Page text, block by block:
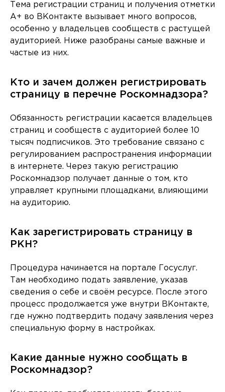
Тема регистрации страниц и получения отметки
A+ во ВКонтакте вызывает много вопросов,
особенно у владельцев сообществ с растущей
аудиторией. Ниже разобраны самые важные и
частые из них.
Кто и зачем должен регистрировать
страницу в перечне Роскомнадзора?
Обязанность регистрации касается владельцев
страниц и сообществ с аудиторией более 10
тысяч подписчиков. Это требование связано с
регулированием распространения информации
в интернете. Через такую регистрацию
Роскомнадзор получает данные о том, кто
управляет крупными площадками, влияющими
на аудиторию.
Как зарегистрировать страницу в
РКН?
Процедура начинается на портале Госуслуг.
Там необходимо подать заявление, указав
сведения о себе и своём ресурсе. После этого
процесс продолжается уже внутри ВКонтакте,
где нужно подтвердить подачу заявления через
специальную форму в настройках.
Какие данные нужно сообщать в
Роскомнадзор?